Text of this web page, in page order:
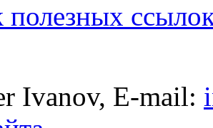
Ivanov, E-mail: